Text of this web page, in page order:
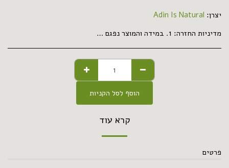
יצרן: Adin Is Natural
מדיניות החזרה: 1. במידה והמוצר נפגם במהלך המשלוח, אנא צלמו אותו, שלחו את התמונה בדוא&quot;ל או וואטסאפ ותקבלו החזר מלא ללא צורך במשלוח בחזרה. 2. במידה ואינכם מרוצים ממנו מסיבה כלשהיא- יוחזרו לכם 50% מערך המוצר בניכוי עלות המשלוח שלו.
הוסף לסל הקניות
קרא עוד
פרטים